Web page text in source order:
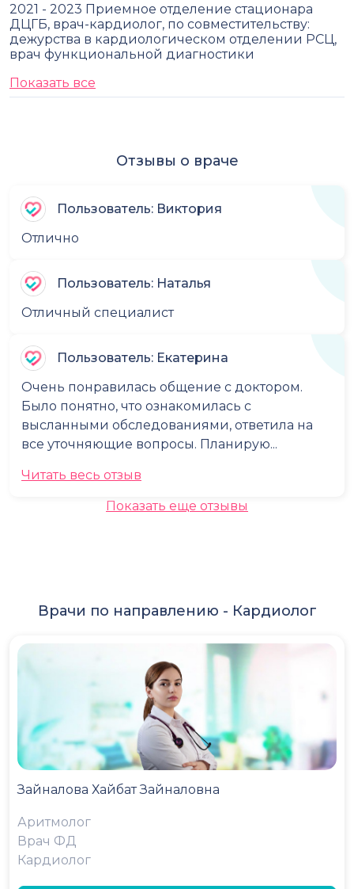
2021 - 2023 Приемное отделение стационара
ДЦГБ, врач-кардиолог, по совместительству:
дежурства в кардиологическом отделении РСЦ,
врач функциональной диагностики
Показать все
Отзывы о враче
Пользователь: Виктория
Отлично
Пользователь: Наталья
Отличный специалист
Пользователь: Екатерина
Очень понравилась общение с доктором.
Было понятно, что ознакомилась с
высланными обследованиями, ответила на
все уточняющие вопросы. Планирую...
Читать весь отзыв
Показать еще отзывы
Врачи по направлению - Кардиолог
Зайналова Хайбат Зайналовна
Аритмолог
Врач ФД
Кардиолог